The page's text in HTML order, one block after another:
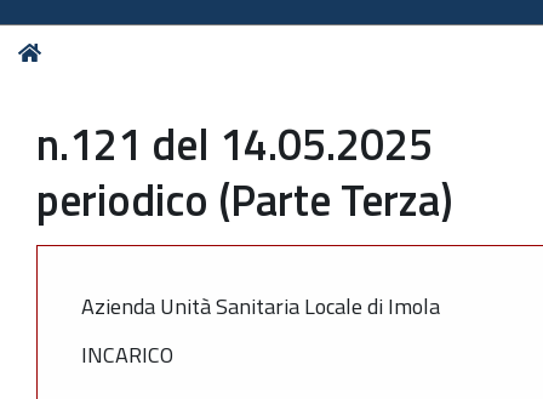
Tu
n.121 del 14.05.2025
periodico (Parte Terza)
Azienda Unità Sanitaria Locale di Imola
INCARICO